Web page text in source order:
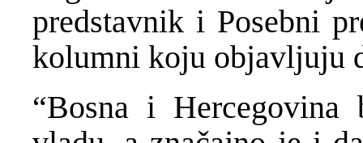
predstavnik i Posebni
kolumni koju objavljuju
“Bosna i